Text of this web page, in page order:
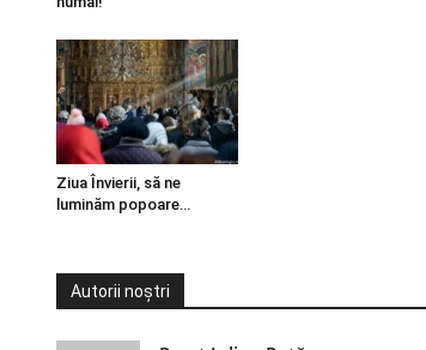
Ziua Învierii, să ne
luminăm popoare…
Autorii noștri